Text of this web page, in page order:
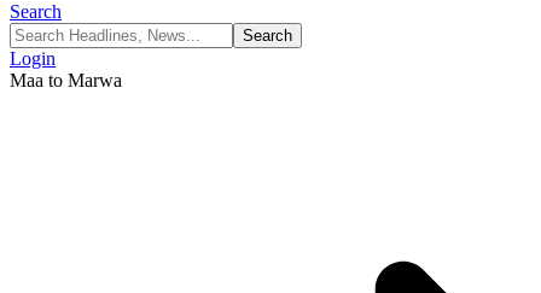
Search
Login
Maa to Marwa